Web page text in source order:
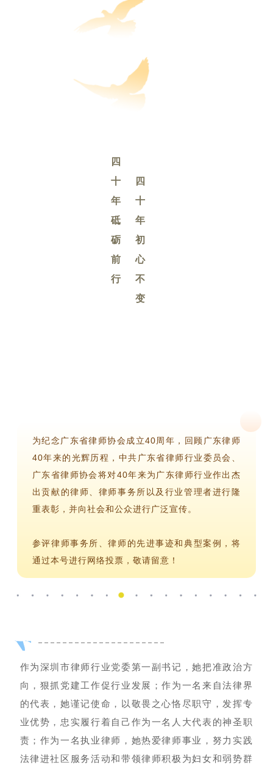
四
十
年
砥
砺
前
行
四
十
年
初
心
不
变
为纪念广东省律师协会成立40周年，回顾广东律师
40年来的光辉历程，中共广东省律师行业委员会、
广东省律师协会将对40年来为广东律师行业作出杰
出贡献的律师、律师事务所以及行业管理者进行隆
重表彰，并向社会和公众进行广泛宣传。
参评律师事务所、律师的先进事迹和典型案例，将
通过本号进行网络投票，敬请留意！
作为深圳市律师行业党委第一副书记，她把准政治方
向，狠抓党建工作促行业发展；作为一名来自法律界
的代表，她谨记使命，以敬畏之心恪尽职守，发挥专
业优势，忠实履行着自己作为一名人大代表的神圣职
责；作为一名执业律师，她热爱律师事业，努力实践
法律进社区服务活动和带领律师积极为妇女和弱势群